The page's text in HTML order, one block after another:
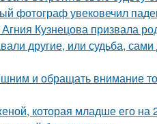
фотограф увековечил
Кузнецова призвала
другие, или судьба, сами
и обращать внимание
которая младше его на